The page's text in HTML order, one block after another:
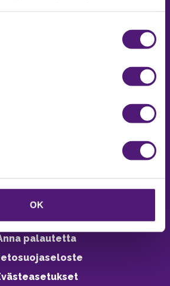
OK
& Varaukset
Vastuullisuus
työpaikat
palautetta